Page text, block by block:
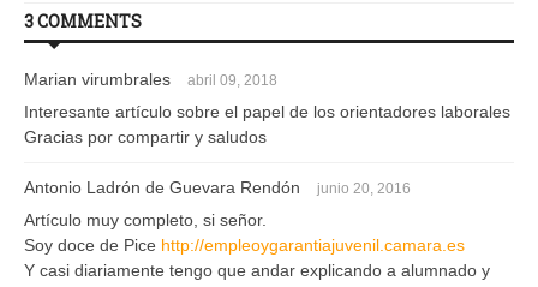
3 COMMENTS
Marian virumbrales abril 09, 2018
Interesante artículo sobre el papel de los orientadores laborales
Gracias por compartir y saludos
Antonio Ladrón de Guevara Rendón junio 20, 2016
Artículo muy completo, si señor.
Soy doce de Pice http://empleoygarantiajuvenil.camara.es
Y casi diariamente tengo que andar explicando a alumnado y